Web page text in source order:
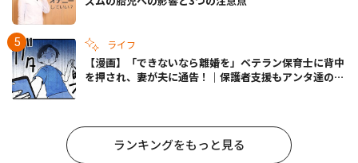
ライフ
【漫画】「できないなら離婚を」ベテラン保育士に背中
を押され、妻が夫に通告！｜保護者支援もアンタ達の仕
ランキングをもっと見る